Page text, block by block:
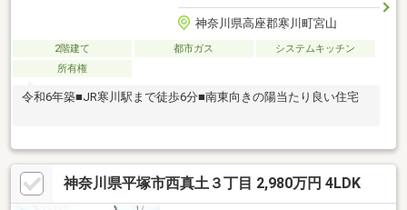
神奈川県高座郡寒川町宮山
2階建て 都市ガス
システムキッチン
所有権
令和6年築■JR寒川駅まで徒歩6分■南東向きの陽当たり良い住宅
神奈川県平塚市西真土３丁目 2,980万円 4LDK